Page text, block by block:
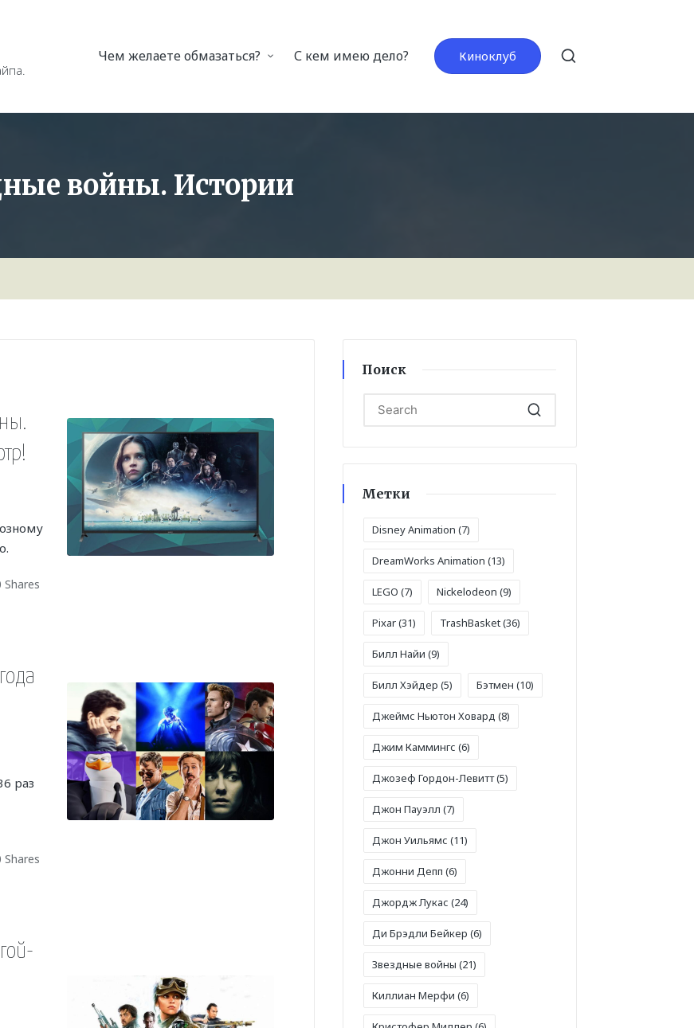
Чем желаете обмазаться? С кем имею дело? Киноклуб
войны. Истории
Shares
раз
Shares
Поиск
Метки
Disney Animation (7)
DreamWorks Animation (13)
LEGO (7) Nickelodeon (9)
Pixar(31) TrashBasket(36)
Билл Найи (9)
Билл Хэйдер (5) Бэтмен (10)
Джеймс Ньютон Ховард (8)
Джим Каммингс (6)
Джозеф Гордон-Левитт(5)
Джон Пауэлл (7)
Джон Уильямс (11)
Джонни Депп (6)
Джордж Лукас (24)
Ди Брэдли Бейкер (6)
Звездные войны (21)
Киллиан Мерфи (6)